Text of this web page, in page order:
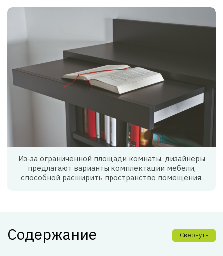
Из-за ограниченной площади комнаты, дизайнеры
предлагают варианты комплектации мебели,
способной расширить пространство помещения.
Содержание Свернуть